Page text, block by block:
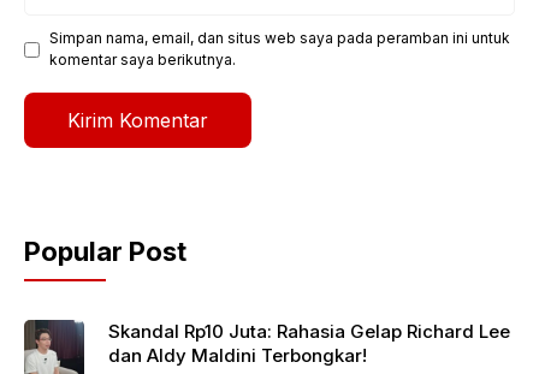
Simpan nama, email, dan situs web saya pada peramban ini untuk
komentar saya berikutnya.
Popular Post
Skandal Rp10 Juta: Rahasia Gelap Richard Lee
dan Aldy Maldini Terbongkar!